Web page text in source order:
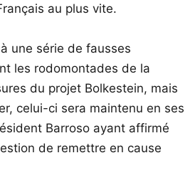
au plus vite.
une série de fausses
les rodomontades de la
du projet Bolkestein, mais
celui-ci sera maintenu en ses
Barroso ayant affirmé
de remettre en cause